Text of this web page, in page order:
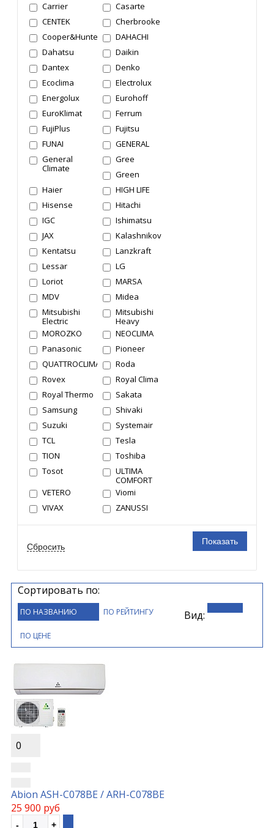
Carrier
Casarte
CENTEK
Cherbrooke
Cooper&Hunter
DAHACHI
Dahatsu
Daikin
Dantex
Denko
Ecoclima
Electrolux
Energolux
Eurohoff
EuroKlimat
Ferrum
FujiPlus
Fujitsu
FUNAI
GENERAL
General
Climate
Gree
Green
Haier
HIGH LIFE
Hisense
Hitachi
IGC
Ishimatsu
JAX
Kalashnikov
Kentatsu
Lanzkraft
Lessar
LG
Loriot
MARSA
MDV
Midea
Mitsubishi
Electric
Mitsubishi
Heavy
MOROZKO
NEOCLIMA
Panasonic
Pioneer
QUATTROCLIMA
Roda
Rovex
Royal Clima
Royal Thermo
Sakata
Samsung
Shivaki
Suzuki
Systemair
TCL
Tesla
TION
Toshiba
Tosot
ULTIMA
COMFORT
VETERO
Viomi
VIVAX
ZANUSSI
Сортировать по:
ПО НАЗВАНИЮ ПО РЕЙТИНГУ
ПО ЦЕНЕ
Вид:
0
Abion ASH-C078BE / ARH-C078BE
25 900 руб